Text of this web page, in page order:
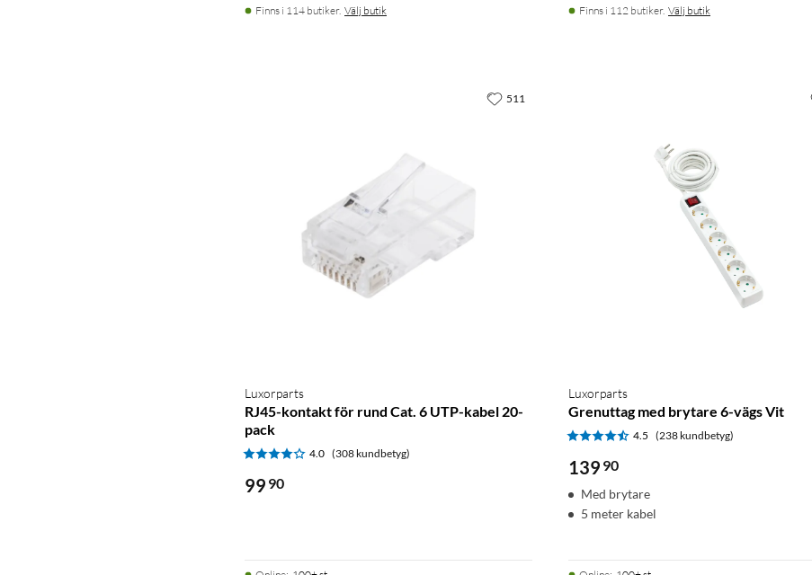
Finns i 114 butiker. Välj butik
Finns i 112 butiker. Välj butik
Luxorparts
RJ45-kontakt för rund Cat. 6 UTP-kabel 20-
pack
4.0 (308 kundbetyg)
99 90
511
Luxorparts
Grenuttag med brytare 6-vägs Vit
4.5 (238 kundbetyg)
139 90
Med brytare
5 meter kabel